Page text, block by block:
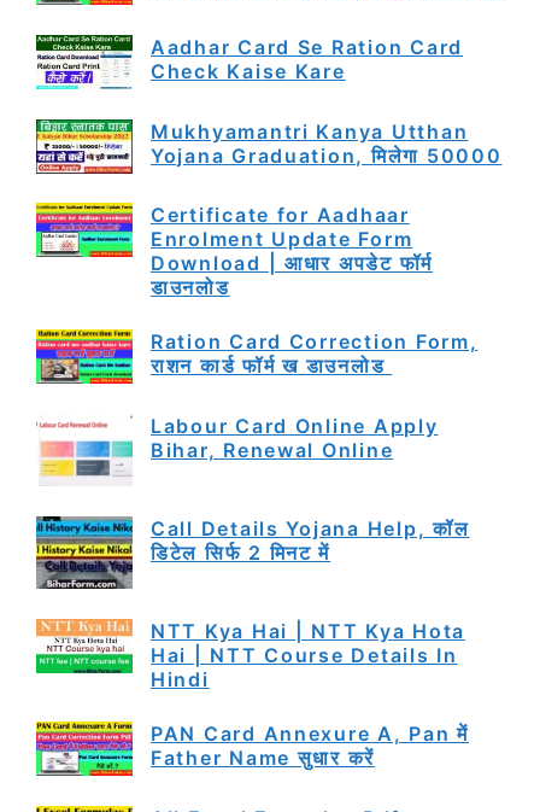
Aadhar Card Se Ration Card
Check Kaise Kare
Mukhyamantri Kanya Utthan
Yojana Graduation, मिलेगा 50000
Certificate for Aadhaar
Enrolment Update Form
Download | आधार अपडेट फॉर्म
डाउनलोड
Ration Card Correction Form,
राशन कार्ड फॉर्म ख डाउनलोड
Labour Card Online Apply
Bihar, Renewal Online
Call Details Yojana Help, कॉल
डिटेल सिर्फ 2 मिनट में
NTT Kya Hai | NTT Kya Hota
Hai | NTT Course Details In
Hindi
PAN Card Annexure A, Pan में
Father Name सुधार करें